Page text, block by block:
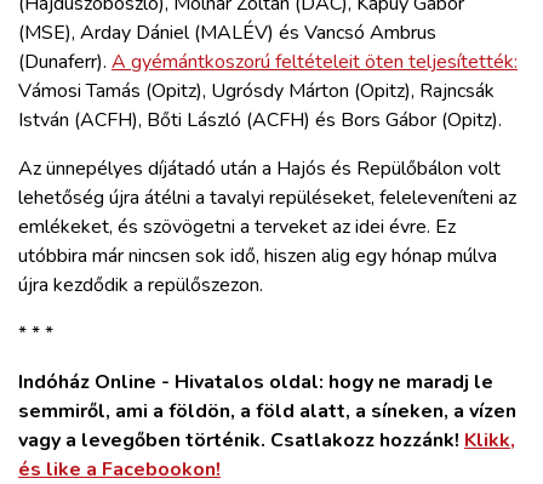
(MSE), Arday Dániel (MALÉV) és Vancsó Ambrus
(Dunaferr). A gyémántkoszorú feltételeit öten teljesítették:
Vámosi Tamás (Opitz), Ugrósdy Márton (Opitz), Rajncsák
István (ACFH), Bőti László (ACFH) és Bors Gábor (Opitz).
Az ünnepélyes díjátadó után a Hajós és Repülőbálon volt
lehetőség újra átélni a tavalyi repüléseket, feleleveníteni az
emlékeket, és szövögetni a terveket az idei évre. Ez
utóbbira már nincsen sok idő, hiszen alig egy hónap múlva
újra kezdődik a repülőszezon.
* * *
Indóház Online - Hivatalos oldal: hogy ne maradj le
semmiről, ami a földön, a föld alatt, a síneken, a vízen
vagy a levegőben történik. Csatlakozz hozzánk! Klikk,
és like a Facebookon!